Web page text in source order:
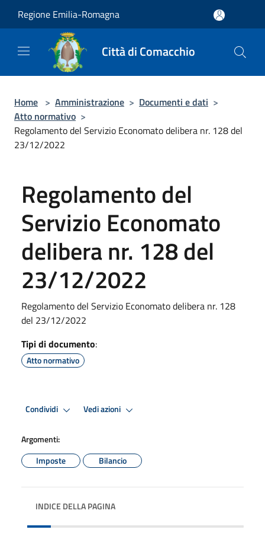
Regione Emilia-Romagna
Città di Comacchio
Home > Amministrazione > Documenti e dati >
Atto normativo >
Regolamento del Servizio Economato delibera nr. 128 del
23/12/2022
Regolamento del
Servizio Economato
delibera nr. 128 del
23/12/2022
Regolamento del Servizio Economato delibera nr. 128
del 23/12/2022
Tipi di documento:
Atto normativo
Condividi Vedi azioni
Argomenti:
Imposte
Bilancio
INDICE DELLA PAGINA